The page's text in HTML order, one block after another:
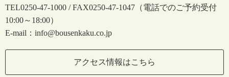
TEL0250-47-1000 / FAX0250-47-1047（電話でのご予約受付
10:00～18:00）
E-mail：info@bousenkaku.co.jp
アクセス情報はこちら